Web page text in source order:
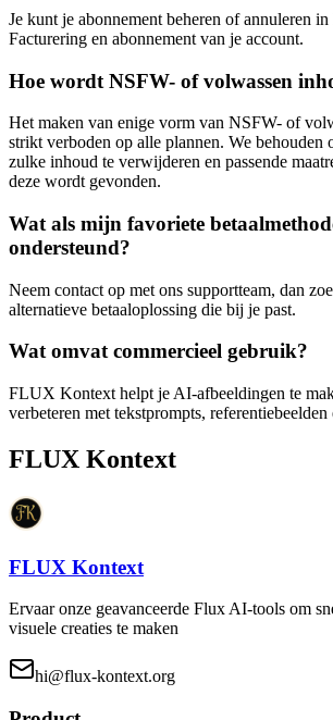
Je kunt je abonnement beheren of annuleren in
Facturering en abonnement van je account.
Hoe wordt NSFW- of volwassen
Het maken van enige vorm van NSFW- of
strikt verboden op alle plannen. We behouden
zulke inhoud te verwijderen en passende
deze wordt gevonden.
Wat als mijn favoriete
ondersteund?
Neem contact op met ons supportteam, dan
alternatieve betaaloplossing die bij je past.
Wat omvat commercieel gebruik?
FLUX Kontext helpt je AI-afbeeldingen te
verbeteren met tekstprompts, referentiebeelden
FLUX Kontext
FLUX Kontext
Ervaar onze geavanceerde Flux AI-tools om
visuele creaties te maken
hi@flux-kontext.org